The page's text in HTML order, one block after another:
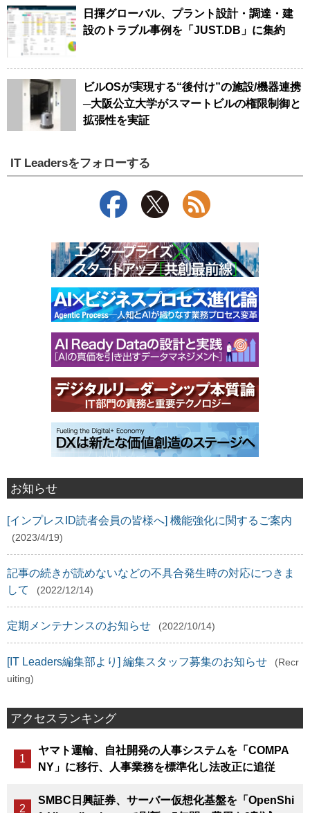
日揮グローバル、プラント設計・調達・建
設のトラブル事例を「JUST.DB」に集約
ビルOSが実現する“後付け”の施設/機器連携
─大阪公立大学がスマートビルの権限制御と
拡張性を実証
IT Leadersをフォローする
お知らせ
[インプレスID読者会員の皆様へ] 機能強化に関するご案内
(2023/4/19)
記事の続きが読めないなどの不具合発生時の対応につきま
して
(2022/12/14)
定期メンテナンスのお知らせ (2022/10/14)
[IT Leaders編集部より] 編集スタッフ募集のお知らせ
(Recr
uiting)
アクセスランキング
ヤマト運輸、自社開発の人事システムを「COMPA
NY」に移行、人事業務を標準化し法改正に追従
SMBC日興証券、サーバー仮想化基盤を「OpenShi